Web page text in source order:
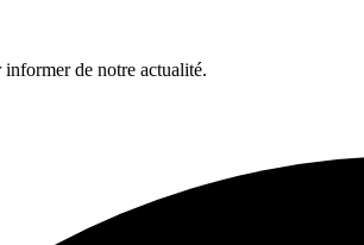
de notre actualité.